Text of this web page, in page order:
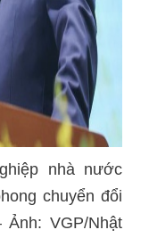
nhà nước
chuyển đổi
VGP/Nhật